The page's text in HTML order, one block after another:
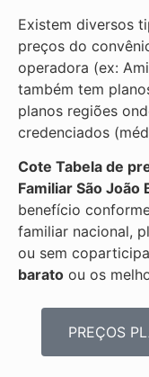
Existem diversos
preços do
operadora (ex:
também tem
planos regiões
credenciados
Cote Tabela de
Familiar São João
benefício
familiar nacional,
ou sem
barato ou os
PREÇOS